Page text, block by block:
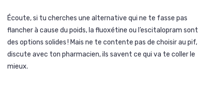
Écoute, si tu cherches une alternative qui ne te fasse pas
flancher à cause du poids, la fluoxétine ou l’escitalopram sont
des options solides ! Mais ne te contente pas de choisir au pif,
discute avec ton pharmacien, ils savent ce qui va te coller le
mieux.